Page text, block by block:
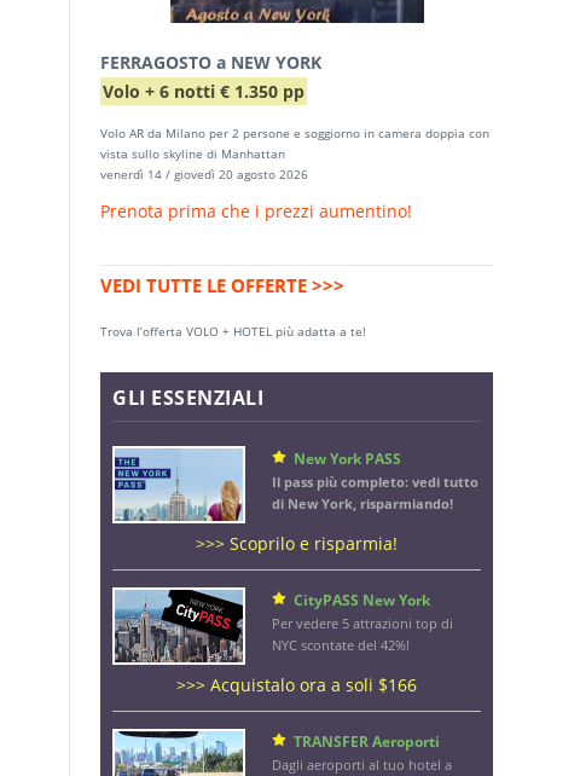
FERRAGOSTO a NEW YORK
Volo + 6 notti € 1.350 pp
Volo AR da Milano per 2 persone e soggiorno in camera doppia con
vista sullo skyline di Manhattan
venerdì 14 / giovedì 20 agosto 2026
Prenota prima che i prezzi aumentino!
VEDI TUTTE LE OFFERTE >>>
Trova l’offerta VOLO + HOTEL più adatta a te!
GLI ESSENZIALI
New York PASS
Il pass più completo: vedi tutto
di New York, risparmiando!
>>> Scoprilo e risparmia!
CityPASS New York
Per vedere 5 attrazioni top di
NYC scontate del 42%!
>>> Acquistalo ora a soli $166
TRANSFER Aeroporti
Dagli aeroporti al tuo hotel a